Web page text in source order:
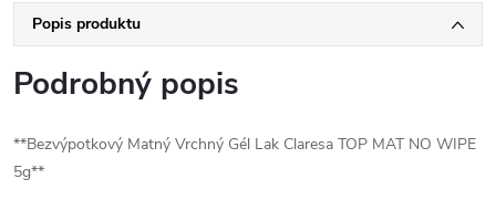
Popis produktu
Podrobný popis
**Bezvýpotkový Matný Vrchný Gél Lak Claresa TOP MAT NO WIPE
5g**